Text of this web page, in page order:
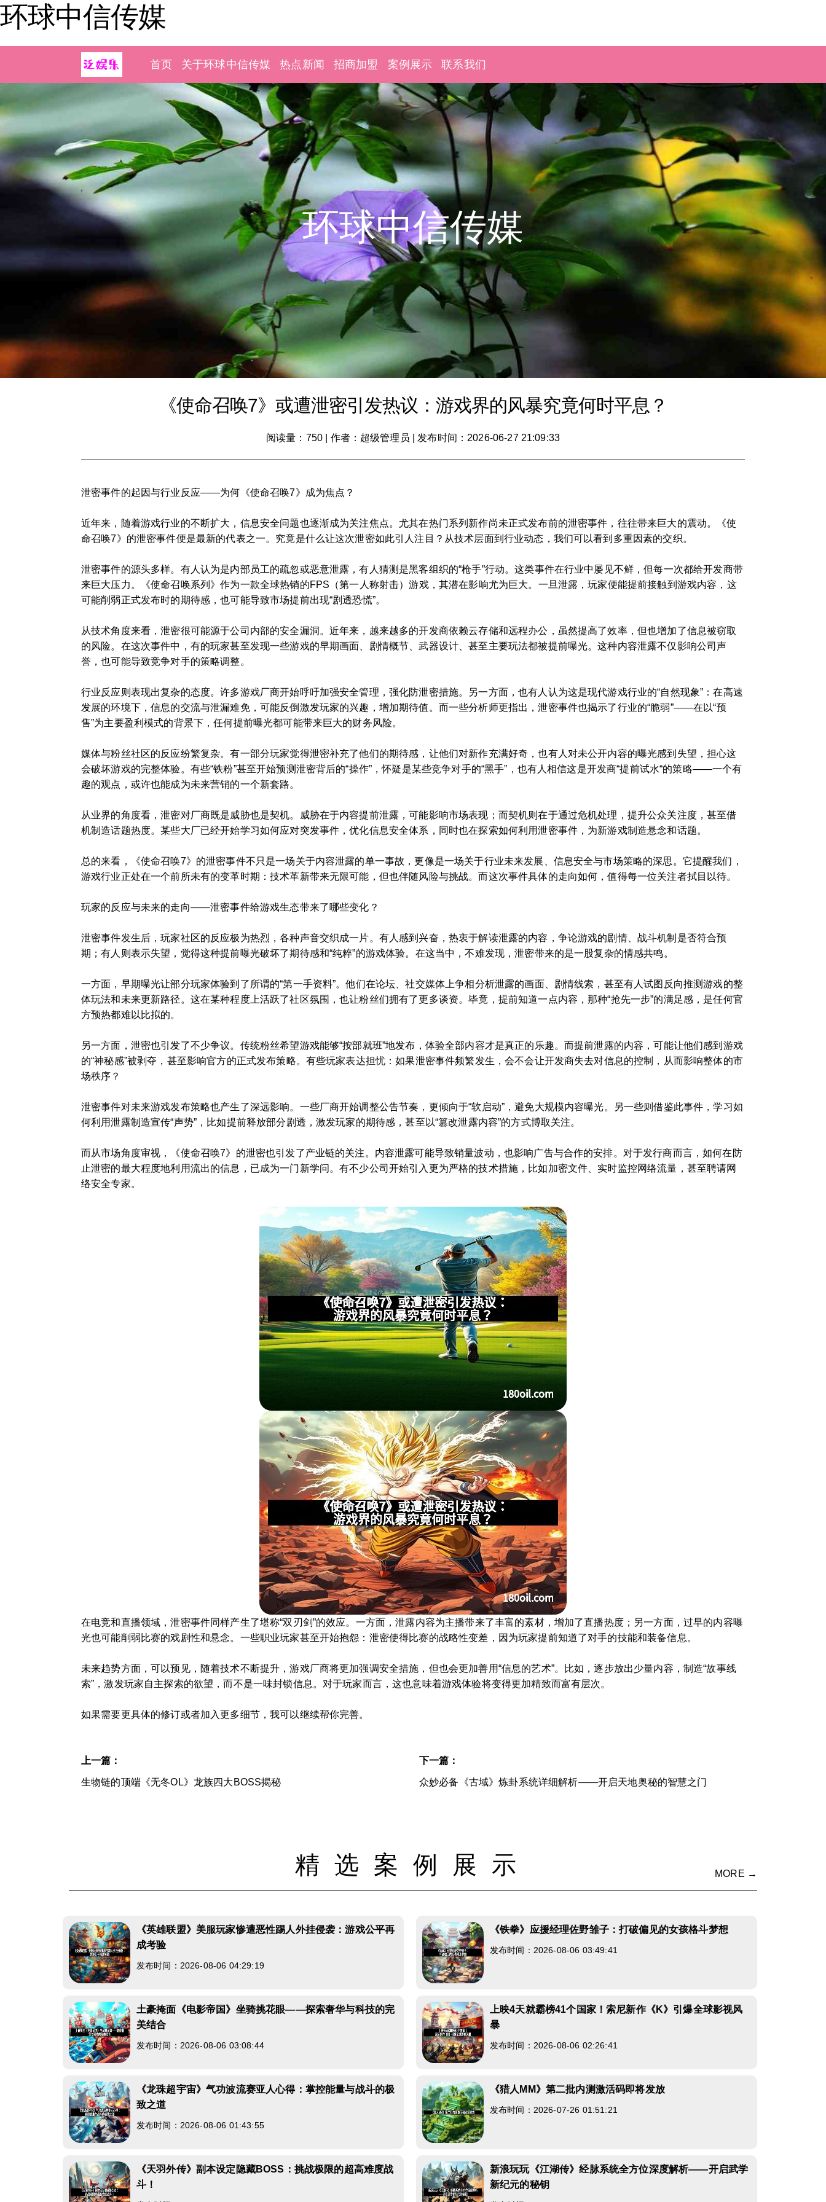
环球中信传媒
首页 关于环球中信传媒 热点新闻 招商加盟 案例展示 联系我们
环球中信传媒
《使命召唤7》或遭泄密引发热议：游戏界的风暴究竟何时平息？
阅读量：750 作者：超级管理员 发布时间：2026-06-27 21:09:33
泄密事件的起因与行业反应——为何《使命召唤7》成为焦点？
近年来，随着游戏行业的不断扩大，信息安全问题也逐渐成为关注焦点。尤其在热门系列新作尚未正式发布前的泄密事件，往往带来巨大的震动。《使
命召唤7》的泄密事件便是最新的代表之一。究竟是什么让这次泄密如此引人注目？从技术层面到行业动态，我们可以看到多重因素的交织。
泄密事件的源头多样。有人认为是内部员工的疏忽或恶意泄露，有人猜测是黑客组织的“枪手”行动。这类事件在行业中屡见不鲜，但每一次都给开发商带
来巨大压力。《使命召唤系列》作为一款全球热销的FPS（第一人称射击）游戏，其潜在影响尤为巨大。一旦泄露，玩家便能提前接触到游戏内容，这
可能削弱正式发布时的期待感，也可能导致市场提前出现“剧透恐慌”。
从技术角度来看，泄密很可能源于公司内部的安全漏洞。近年来，越来越多的开发商依赖云存储和远程办公，虽然提高了效率，但也增加了信息被窃取
的风险。在这次事件中，有的玩家甚至发现一些游戏的早期画面、剧情概节、武器设计、甚至主要玩法都被提前曝光。这种内容泄露不仅影响公司声
誉，也可能导致竞争对手的策略调整。
行业反应则表现出复杂的态度。许多游戏厂商开始呼吁加强安全管理，强化防泄密措施。另一方面，也有人认为这是现代游戏行业的“自然现象”：在高速
发展的环境下，信息的交流与泄漏难免，可能反倒激发玩家的兴趣，增加期待值。而一些分析师更指出，泄密事件也揭示了行业的“脆弱”——在以“预
售”为主要盈利模式的背景下，任何提前曝光都可能带来巨大的财务风险。
媒体与粉丝社区的反应纷繁复杂。有一部分玩家觉得泄密补充了他们的期待感，让他们对新作充满好奇，也有人对未公开内容的曝光感到失望，担心这
会破坏游戏的完整体验。有些“铁粉”甚至开始预测泄密背后的“操作”，怀疑是某些竞争对手的“黑手”，也有人相信这是开发商“提前试水“的策略——一个有
趣的观点，或许也能成为未来营销的一个新套路。
从业界的角度看，泄密对厂商既是威胁也是契机。威胁在于内容提前泄露，可能影响市场表现；而契机则在于通过危机处理，提升公众关注度，甚至借
机制造话题热度。某些大厂已经开始学习如何应对突发事件，优化信息安全体系，同时也在探索如何利用泄密事件，为新游戏制造悬念和话题。
总的来看，《使命召唤7》的泄密事件不只是一场关于内容泄露的单一事故，更像是一场关于行业未来发展、信息安全与市场策略的深思。它提醒我们，
游戏行业正处在一个前所未有的变革时期：技术革新带来无限可能，但也伴随风险与挑战。而这次事件具体的走向如何，值得每一位关注者拭目以待。
玩家的反应与未来的走向——泄密事件给游戏生态带来了哪些变化？
泄密事件发生后，玩家社区的反应极为热烈，各种声音交织成一片。有人感到兴奋，热衷于解读泄露的内容，争论游戏的剧情、战斗机制是否符合预
期；有人则表示失望，觉得这种提前曝光破坏了期待感和“纯粹”的游戏体验。在这当中，不难发现，泄密带来的是一股复杂的情感共鸣。
一方面，早期曝光让部分玩家体验到了所谓的“第一手资料”。他们在论坛、社交媒体上争相分析泄露的画面、剧情线索，甚至有人试图反向推测游戏的整
体玩法和未来更新路径。这在某种程度上活跃了社区氛围，也让粉丝们拥有了更多谈资。毕竟，提前知道一点内容，那种“抢先一步”的满足感，是任何官
方预热都难以比拟的。
另一方面，泄密也引发了不少争议。传统粉丝希望游戏能够“按部就班”地发布，体验全部内容才是真正的乐趣。而提前泄露的内容，可能让他们感到游戏
的“神秘感”被剥夺，甚至影响官方的正式发布策略。有些玩家表达担忧：如果泄密事件频繁发生，会不会让开发商失去对信息的控制，从而影响整体的市
场秩序？
泄密事件对未来游戏发布策略也产生了深远影响。一些厂商开始调整公告节奏，更倾向于“软启动”，避免大规模内容曝光。另一些则借鉴此事件，学习如
何利用泄露制造宣传“声势”，比如提前释放部分剧透，激发玩家的期待感，甚至以“篡改泄露内容”的方式博取关注。
而从市场角度审视，《使命召唤7》的泄密也引发了产业链的关注。内容泄露可能导致销量波动，也影响广告与合作的安排。对于发行商而言，如何在防
止泄密的最大程度地利用流出的信息，已成为一门新学问。有不少公司开始引入更为严格的技术措施，比如加密文件、实时监控网络流量，甚至聘请网
络安全专家。
在电竞和直播领域，泄密事件同样产生了堪称“双刃剑”的效应。一方面，泄露内容为主播带来了丰富的素材，增加了直播热度；另一方面，过早的内容曝
光也可能削弱比赛的戏剧性和悬念。一些职业玩家甚至开始抱怨：泄密使得比赛的战略性变差，因为玩家提前知道了对手的技能和装备信息。
未来趋势方面，可以预见，随着技术不断提升，游戏厂商将更加强调安全措施，但也会更加善用“信息的艺术”。比如，逐步放出少量内容，制造“故事线
索”，激发玩家自主探索的欲望，而不是一味封锁信息。对于玩家而言，这也意味着游戏体验将变得更加精致而富有层次。
如果需要更具体的修订或者加入更多细节，我可以继续帮你完善。
上一篇：
生物链的顶端《无冬OL》龙族四大BOSS揭秘
下一篇：
众妙必备《古域》炼卦系统详细解析——开启天地奥秘的智慧之门
精选案例展示 MORE →
《英雄联盟》美服玩家惨遭恶性踢人外挂侵袭：游戏公平再
成考验
发布时间：2026-08-06 04:29:19
《铁拳》应援经理佐野雏子：打破偏见的女孩格斗梦想
发布时间：2026-08-06 03:49:41
土豪掩面《电影帝国》坐骑挑花眼——探索奢华与科技的完
美结合
发布时间：2026-08-06 03:08:44
上映4天就霸榜41个国家！索尼新作《K》引爆全球影视风
暴
发布时间：2026-08-06 02:26:41
《龙珠超宇宙》气功波流赛亚人心得：掌控能量与战斗的极
致之道
发布时间：2026-08-06 01:43:55
《猎人MM》第二批内测激活码即将发放
发布时间：2026-07-26 01:51:21
《天羽外传》副本设定隐藏BOSS：挑战极限的超高难度战
斗！
新浪玩玩《江湖传》经脉系统全方位深度解析——开启武学
新纪元的秘钥